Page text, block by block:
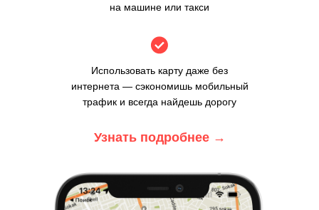
Узнать подробнее →
на машине или такси
Использовать карту даже без
интернета — сэкономишь мобильный
трафик и всегда найдешь дорогу